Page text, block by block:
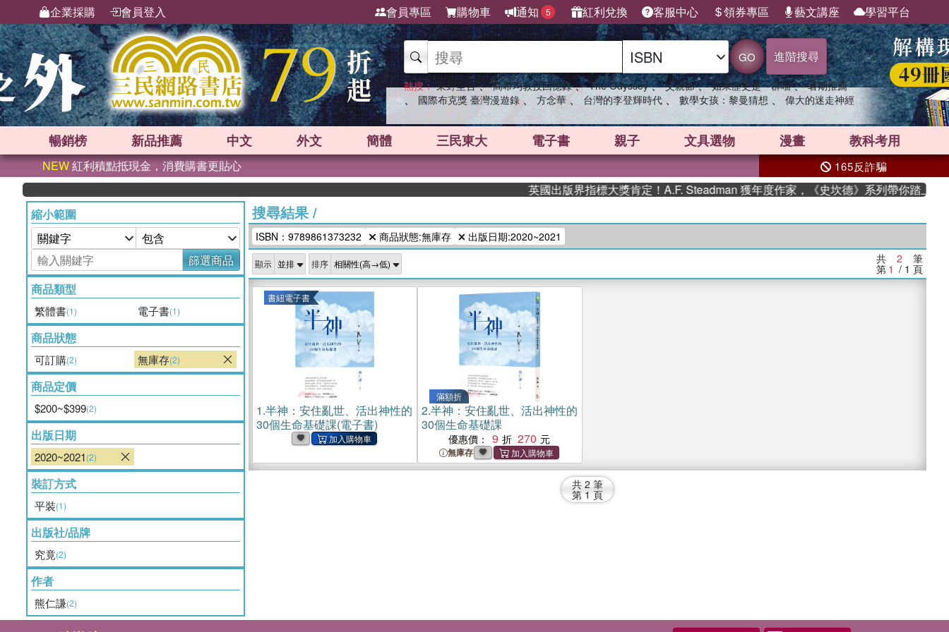
企業採購 會員登入 會員專區 購物車 通知 5 紅利兌換 客服中心 領券專區 藝文講座 學習平台
GO 進階搜尋
熱搜： 東野圭吾 、 高希均教授回憶錄 、 The Odyssey 、 父親節 、 如果歷史是一群喵 、 暑期推薦
、 國際布克獎 臺灣漫遊錄 、 方念華 、 台灣的李登輝時代 、 數學女孩：黎曼猜想 、 偉大的迷走神經
暢銷榜 新品推薦 中文 外文 簡體 三民東大 電子書 親子 文具選物 漫畫 教科考用
NEW紅利積點抵現金，消費購書更貼心 165反詐騙
英國出版界指標大獎肯定！A.F. Steadman 獲年度作家，《史坎德》系列帶你踏上熱血
縮小範圍
篩選商品
商品類型
繁體書(1) 電子書(1)
商品狀態
可訂購(2) 無庫存(2)
商品定價
$200~$399(2)
出版日期
2020~2021(2)
裝訂方式
平裝(1)
出版社/品牌
究竟(2)
作者
熊仁謙(2)
搜尋結果/
ISBN：9789861373232 商品狀態:無庫存 出版日期:2020~2021
顯示 排序 共 2 筆
第 1 / 1 頁
書紐電子書
1.半神：安住亂世、活出神性的
30個生命基礎課(電子書)
滿額折
2.半神：安住亂世、活出神性的
30個生命基礎課
優惠價： 9 270
無庫存
共 2 筆
第 1 頁